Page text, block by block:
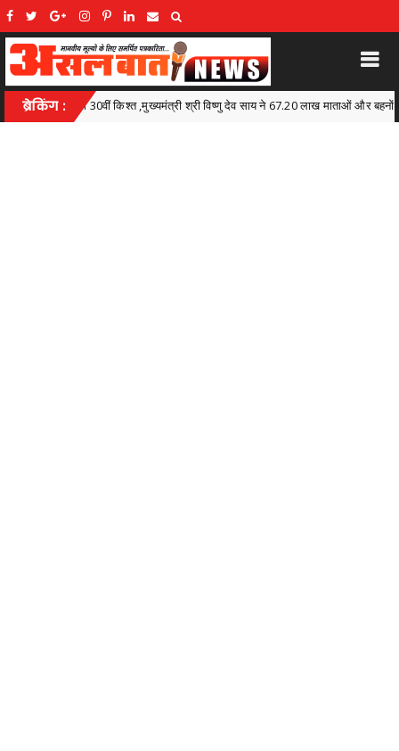
ब्रेकिंग :
विष्णु देव साय ने 67.20 लाख माताओं और बहनों के खातों में डीबीटी के माध्यम से अंतरित किए